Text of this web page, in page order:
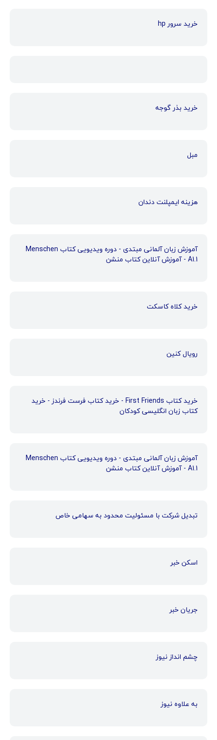
خرید سرور hp
خرید بذر گوجه
مبل
هزینه ایمپلنت دندان
آموزش زبان آلمانی مبتدی - دوره ویدیویی کتاب Menschen
A1.1 - آموزش آنلاین کتاب منشن
خرید کلاه کاسکت
رویال کنین
خرید کتاب First Friends - خرید کتاب فرست فرندز - خرید
کتاب زبان انگلیسی کودکان
آموزش زبان آلمانی مبتدی - دوره ویدیویی کتاب Menschen
A1.1 - آموزش آنلاین کتاب منشن
تبدیل شرکت با مسئولیت محدود به سهامی خاص
اسکن خبر
جریان خبر
چشم انداز نیوز
به علاوه نیوز